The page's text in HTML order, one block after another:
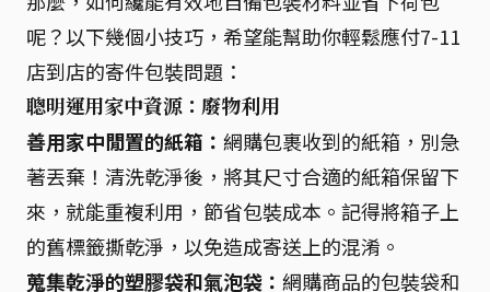
呢？以下幾個小技巧，希望能幫助你輕鬆應付7-11
店到店的寄件包裝問題：
聰明運用家中資源：廢物利用
善用家中閒置的紙箱： 網購包裹收到的紙箱，別急
著丟棄！清洗乾淨後，將其尺寸合適的紙箱保留下
來，就能重複利用，節省包裝成本。記得將箱子上
的舊標籤撕乾淨，以免造成寄送上的混淆。
蒐集乾淨的塑膠袋和氣泡袋： 網購商品的包裝袋和